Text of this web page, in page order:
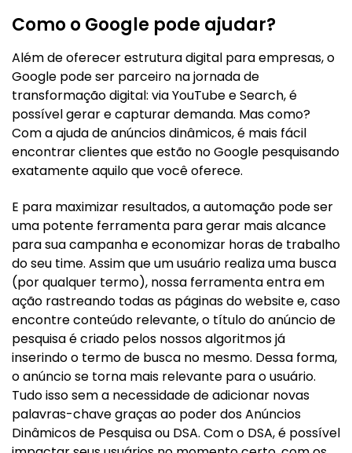
Como o Google pode ajudar?
Além de oferecer estrutura digital para empresas, o
Google pode ser parceiro na jornada de
transformação digital: via YouTube e Search, é
possível gerar e capturar demanda. Mas como?
Com a ajuda de anúncios dinâmicos, é mais fácil
encontrar clientes que estão no Google pesquisando
exatamente aquilo que você oferece.
E para maximizar resultados, a automação pode ser
uma potente ferramenta para gerar mais alcance
para sua campanha e economizar horas de trabalho
do seu time. Assim que um usuário realiza uma busca
(por qualquer termo), nossa ferramenta entra em
ação rastreando todas as páginas do website e, caso
encontre conteúdo relevante, o título do anúncio de
pesquisa é criado pelos nossos algoritmos já
inserindo o termo de busca no mesmo. Dessa forma,
o anúncio se torna mais relevante para o usuário.
Tudo isso sem a necessidade de adicionar novas
palavras-chave graças ao poder dos Anúncios
Dinâmicos de Pesquisa ou DSA. Com o DSA, é possível